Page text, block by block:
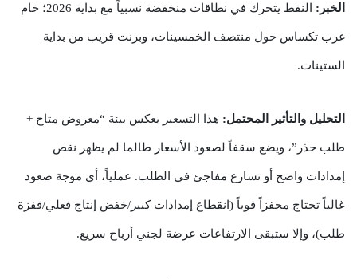
الخبر: النفط يتحرك في نطاقات منخفضة نسبياً مع بداية 2026؛ خام
غرب تكساس حول منتصف الخمسينات، وبرنت قريب من بداية
الستينات.
التحليل والتأثير المحتمل: هذا التسعير يعكس بيئة “معروض متاح +
طلب حذر”، ويضع سقفاً لصعود الأسعار طالما لم يظهر نقص
إمدادات واضح أو تسارع مفاجئ في الطلب. عملياً، أي موجة صعود
غالباً تحتاج محفزاً قوياً (انقطاع إمدادات كبير/خفض إنتاج فعلي/قفزة
طلب)، وإلا ستبقى الارتفاعات عرضة لجني أرباح سريع.